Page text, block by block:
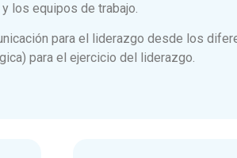
los equipos de trabajo.
para el liderazgo desde los
para el ejercicio del liderazgo.